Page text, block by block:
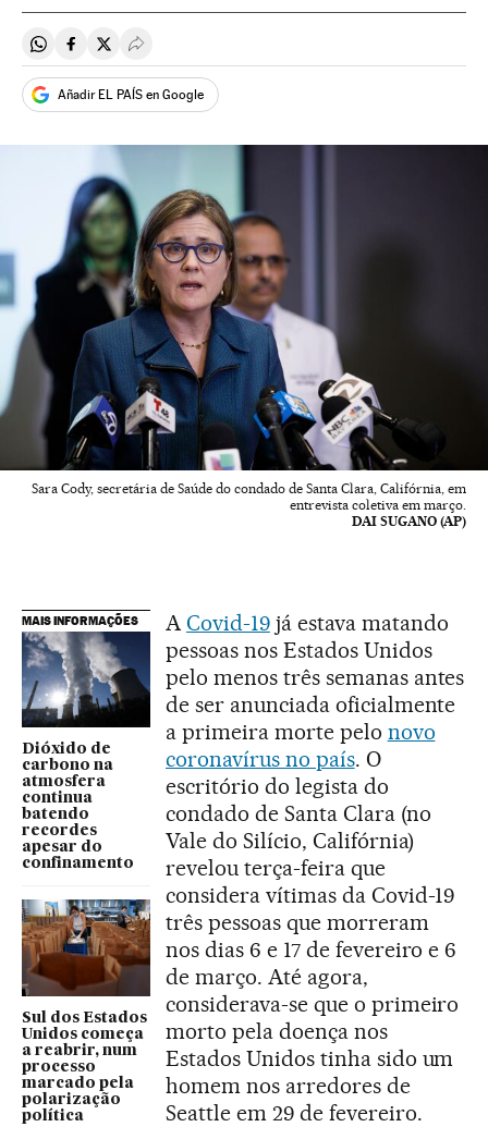
Compartir en Whatsapp
Compartir en Facebook
Compartir en Twitter
Desplegar Redes Sociales
Añadir EL PAÍS en Google
Sara Cody, secretária de Saúde do condado de Santa Clara, Califórnia, em
entrevista coletiva em março.
DAI SUGANO (AP)
MAIS INFORMAÇÕES
Dióxido de
carbono na
atmosfera
continua
batendo
recordes
apesar do
confinamento
Sul dos Estados
Unidos começa
a reabrir, num
processo
marcado pela
polarização
política
ACovid-19já estava matando
pessoas nos Estados Unidos
pelo menos três semanas antes
de ser anunciada oficialmente
a primeira morte pelo novo
coronavírus no país. O
escritório do legista do
condado de Santa Clara (no
Vale do Silício, Califórnia)
revelou terça-feira que
considera vítimas da Covid-19
três pessoas que morreram
nos dias 6 e 17 de fevereiro e 6
de março. Até agora,
considerava-se que o primeiro
morto pela doença nos
Estados Unidos tinha sido um
homem nos arredores de
Seattle em 29 de fevereiro.